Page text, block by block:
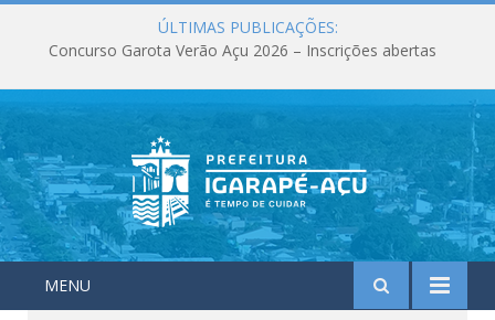
ÚLTIMAS PUBLICAÇÕES:
Concurso Garota Verão Açu 2026 – Inscrições abertas
MENU